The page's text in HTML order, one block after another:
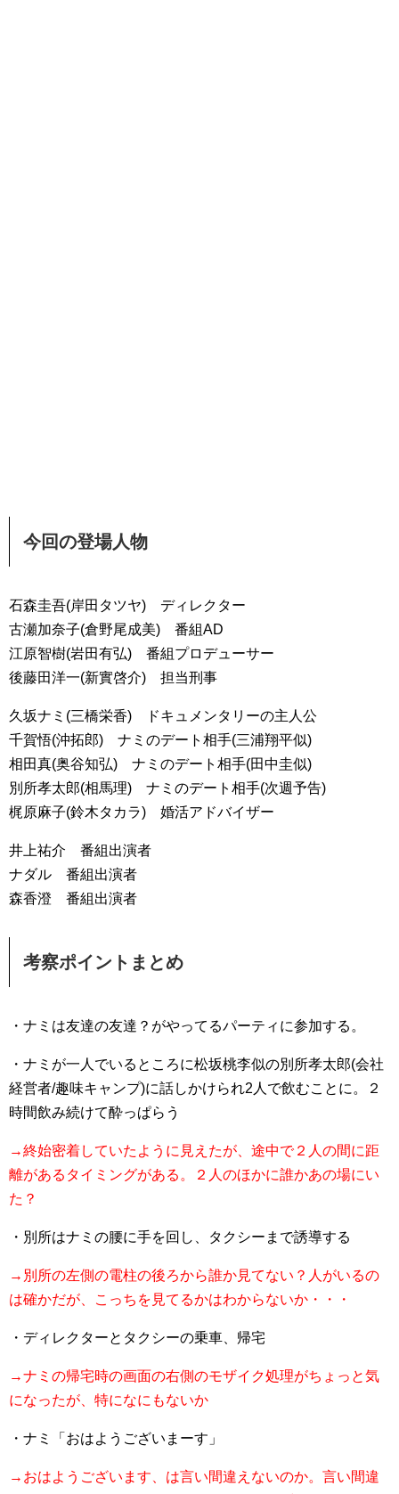
今回の登場人物
石森圭吾(岸田タツヤ) ディレクター
古瀬加奈子(倉野尾成美) 番組AD
江原智樹(岩田有弘) 番組プロデューサー
後藤田洋一(新實啓介) 担当刑事
久坂ナミ(三橋栄香) ドキュメンタリーの主人公
千賀悟(沖拓郎) ナミのデート相手(三浦翔平似)
相田真(奥谷知弘) ナミのデート相手(田中圭似)
別所孝太郎(相馬理) ナミのデート相手(次週予告)
梶原麻子(鈴木タカラ) 婚活アドバイザー
井上祐介 番組出演者
ナダル 番組出演者
森香澄 番組出演者
考察ポイントまとめ
・ナミは友達の友達？がやってるパーティに参加する。
・ナミが一人でいるところに松坂桃李似の別所孝太郎(会社
経営者/趣味キャンプ)に話しかけられ2人で飲むことに。２
時間飲み続けて酔っぱらう
→終始密着していたように見えたが、途中で２人の間に距
離があるタイミングがある。２人のほかに誰かあの場にい
た？
・別所はナミの腰に手を回し、タクシーまで誘導する
→別所の左側の電柱の後ろから誰か見てない？人がいるの
は確かだが、こっちを見てるかはわからないか・・・
・ディレクターとタクシーの乗車、帰宅
→ナミの帰宅時の画面の右側のモザイク処理がちょっと気
になったが、特になにもないか
・ナミ「おはようございまーす」
→おはようございます、は言い間違えないのか。言い間違